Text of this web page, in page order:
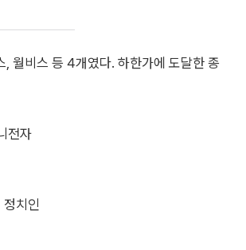
월비스 등 4개였다. 하한가에 도달한 종
전자
치인